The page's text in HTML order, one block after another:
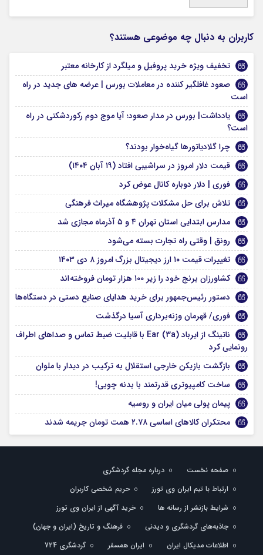
کاربران به دنبال چه موضوعی هستند؟
تخفیف ویژه خرید پروفیل و میلگرد از کارخانه معتبر
صعود غافلگیر کننده در معاملات بورس | عرضه های جدید در راه
است
یادداشت| بورس در مدار صعود؛ آیا موج دوم رکوردشکنی در راه
است؟
چرا گلادیاتورها گیاه‌خوار بودند؟
قیمت دلار امروز در سراشیبی افتاد (۱۹ آبان ۱۴۰۴)
فوری | دلار دوباره کانال عوض کرد
تلاش برای حل مشکلات پژوهشگاه میراث فرهنگی
مدارس ابتدایی استان تهران ۴ و ۵ آذرماه مجازی شد
رونق | وقتی راه تجارت بسته می‌شود
تغییرات قیمت ۱۰ ارز دیجیتال بزرگ امروز ۸ دی ۱۴۰۳
کشاورزان برنج خود را زیر ۱۰۰ هزار تومان فروخته اند
دستور رئیس‌جمهور برای خرید هدایای صنایع دستی در دستگاه‌ها
فوری/ قهرمان وزنه‌برداری آسیا درگذشت
ناتینگ از ایرباد Ear (3a) با قابلیت ضبط تماس و صداهای اطراف
رونمایی کرد
بازگشت بازیکن خارجی استقلال به ترکیب در دیدار با ملوان
ساخت کامپیوتری قدرتمند با بدنه چوبی!
پیمان پولی میان ایران و روسیه
محتکران کالاهای اساسی ۲.۷۸ همت تومان جریمه شدند
صفحه نخست
درباره مجله گردشگری
ارتباط با تیم ایران وی تورز
حریم شخصی کاربران
شرایط بازنشر از رسانه ها
خرید آگهی از ایران وی تورز
جاذبه‌های گردشگری و دیدنی
فرهنگ و تاریخ (ایران و جهان)
اطلاعات مدیکال ایران
ایران همسفر گردشگری 724